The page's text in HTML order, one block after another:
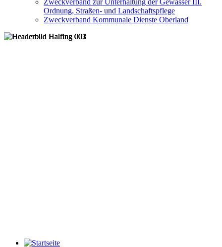
Zweckverband zur Unterhaltung der Gewässer III.
Ordnung, Straßen- und Landschaftspflege
Zweckverband Kommunale Dienste Oberland